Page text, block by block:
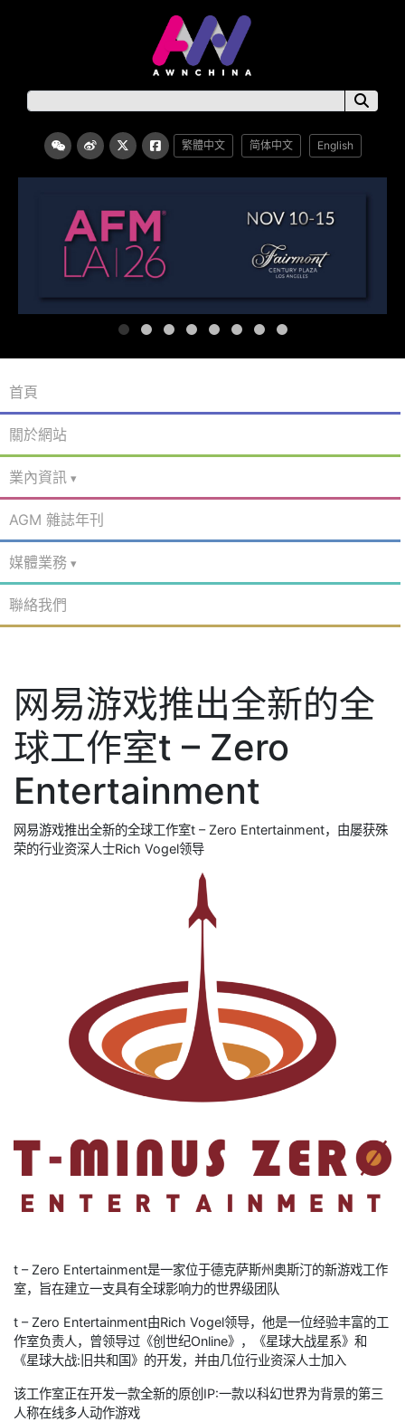
繁體中文 简体中文 English
首頁
關於網站
業內資訊
AGM 雜誌年刊
媒體業務
聯絡我們
网易游戏推出全新的全
球工作室t – Zero
Entertainment
网易游戏推出全新的全球工作室t – Zero Entertainment，由屡获殊
荣的行业资深人士Rich Vogel领导
t – Zero Entertainment是一家位于德克萨斯州奥斯汀的新游戏工作
室，旨在建立一支具有全球影响力的世界级团队
t – Zero Entertainment由Rich Vogel领导，他是一位经验丰富的工
作室负责人，曾领导过《创世纪Online》，《星球大战星系》和
《星球大战:旧共和国》的开发，并由几位行业资深人士加入
该工作室正在开发一款全新的原创IP:一款以科幻世界为背景的第三
人称在线多人动作游戏